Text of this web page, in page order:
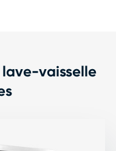
vaisselle